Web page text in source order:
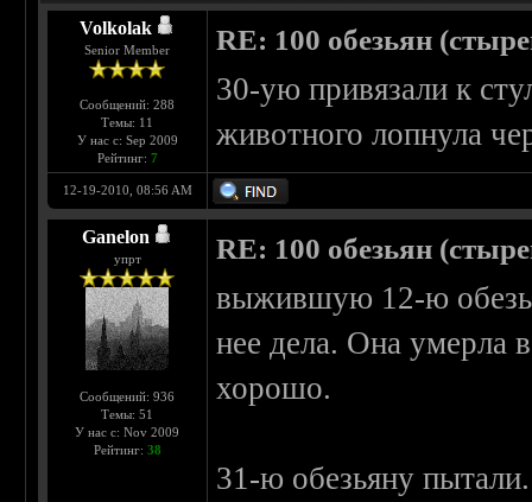
Volkolak
Senior Member
Сообщений: 288
Темы: 11
У нас с: Sep 2009
Рейтинг: 7
RE: 100 обезьян
30-ую привязали к
животного лопнула
12-19-2010, 08:56 AM
Ganelon
упрт
Сообщений: 936
Темы: 51
У нас с: Nov 2009
Рейтинг: 38
RE: 100 обезьян
выжившую 12-ю
нее дела. Она умерла
хорошо.
31-ю обезьяну